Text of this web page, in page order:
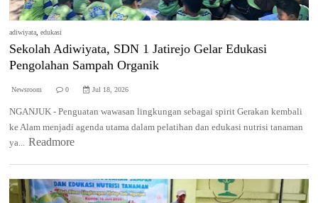
adiwiyata ,edukasi
Sekolah Adiwiyata, SDN 1 Jatirejo Gelar Edukasi
Pengolahan Sampah Organik
Newsroom 0 Jul 18, 2026
NGANJUK - Penguatan wawasan lingkungan sebagai spirit Gerakan kembali
ke Alam menjadi agenda utama dalam pelatihan dan edukasi nutrisi tanaman
ya... Readmore